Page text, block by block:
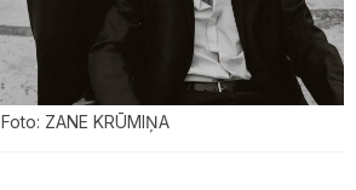
Foto: ZANE KRŪMIŅA